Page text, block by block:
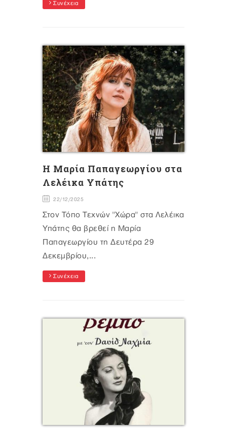
Συνέχεια
H Mαρία Παπαγεωργίου στα
Λελέικα Υπάτης
22/12/2025
Στον Τόπο Τεχνών "Χώρα" στα Λελέικα
Υπάτης θα βρεθεί η Μαρία
Παπαγεωργίου τη Δευτέρα 29
Δεκεμβρίου,...
Συνέχεια